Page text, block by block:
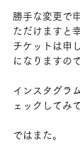
勝手な変更で
ただけますと
チケットは申
になりますの
インスタグラ
ェックしてみ
ではまた。